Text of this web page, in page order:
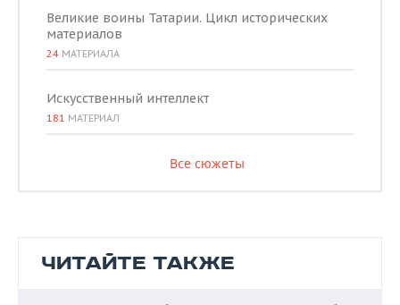
Великие воины Татарии. Цикл исторических
материалов
24 МАТЕРИАЛА
Искусственный интеллект
181 МАТЕРИАЛ
Все сюжеты
ЧИТАЙТЕ ТАКЖЕ